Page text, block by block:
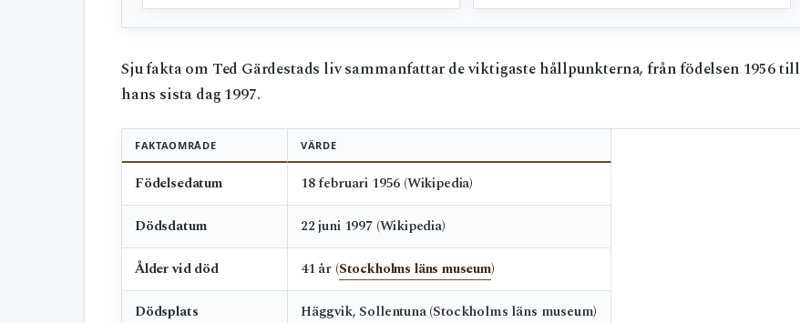
Sju fakta om Ted Gärdestads liv sammanfattar de viktigaste hållpunkterna, från födelsen 1956 till
hans sista dag 1997.
FAKTAOMRÅDE VÄRDE
Födelsedatum 18 februari 1956 (Wikipedia)
Dödsdatum 22 juni 1997 (Wikipedia)
Ålder vid död 41 år (Stockholms läns museum)
Dödsplats Häggvik, Sollentuna (Stockholms läns museum)